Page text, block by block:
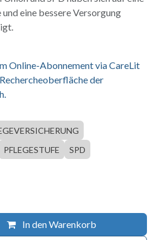
eine bessere Versorgung
Online-Abonnement via CareLit
der
PFLEGESTUFE
SPD
In den Warenkorb